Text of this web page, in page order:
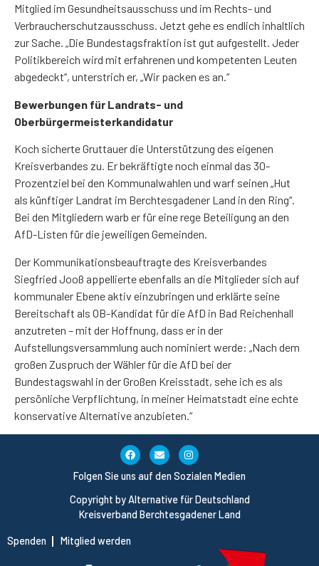
Mitglied im Gesundheitsausschuss und im Rechts- und
Verbraucherschutzausschuss. Jetzt gehe es endlich inhaltlich
zur Sache. „Die Bundestagsfraktion ist gut aufgestellt. Jeder
Politikbereich wird mit erfahrenen und kompetenten Leuten
abgedeckt“, unterstrich er, „Wir packen es an.“
Bewerbungen für Landrats- und
Oberbürgermeisterkandidatur
Koch sicherte Gruttauer die Unterstützung des eigenen
Kreisverbandes zu. Er bekräftigte noch einmal das 30-
Prozentziel bei den Kommunalwahlen und warf seinen „Hut
als künftiger Landrat im Berchtesgadener Land in den Ring“.
Bei den Mitgliedern warb er für eine rege Beteiligung an den
AfD-Listen für die jeweiligen Gemeinden.
Der Kommunikationsbeauftragte des Kreisverbandes
Siegfried Jooß appellierte ebenfalls an die Mitglieder sich auf
kommunaler Ebene aktiv einzubringen und erklärte seine
Bereitschaft als OB-Kandidat für die AfD in Bad Reichenhall
anzutreten – mit der Hoffnung, dass er in der
Aufstellungsversammlung auch nominiert werde: „Nach dem
großen Zuspruch der Wähler für die AfD bei der
Bundestagswahl in der Großen Kreisstadt, sehe ich es als
persönliche Verpflichtung, in meiner Heimatstadt eine echte
konservative Alternative anzubieten.“
Copyright by Alternative für Deutschland
Kreisverband Berchtesgadener Land
Spenden Mitglied werden
Folgen Sie uns auf den Sozialen Medien